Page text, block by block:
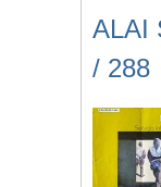
ALAI
/ 288